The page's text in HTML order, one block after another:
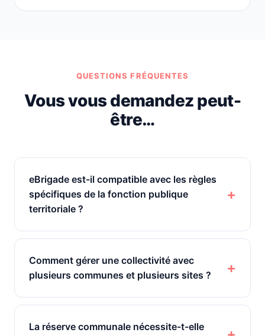
QUESTIONS FRÉQUENTES
Vous vous demandez peut-
être…
eBrigade est-il compatible avec les règles
spécifiques de la fonction publique
territoriale ?
Comment gérer une collectivité avec
plusieurs communes et plusieurs sites ?
La réserve communale nécessite-t-elle